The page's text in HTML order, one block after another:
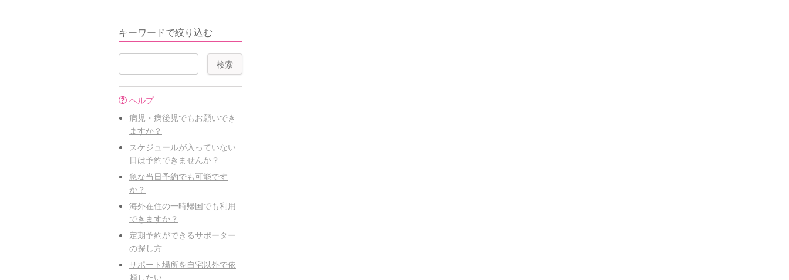
キーワードで絞り込む
ヘルプ
病児・病後児でもお願いでき
ますか？
スケジュールが入っていない
日は予約できませんか？
急な当日予約でも可能です
か？
海外在住の一時帰国でも利用
できますか？
定期予約ができるサポーター
の探し方
サポート場所を自宅以外で依
頼したい